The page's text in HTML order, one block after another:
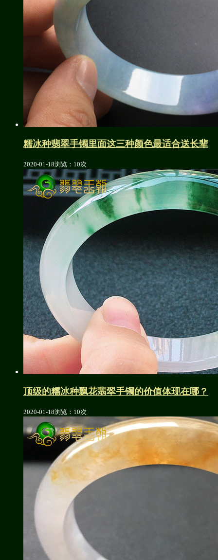
糯冰种翡翠手镯里面这三种颜色最适合送长辈
2020-01-18浏览：10次
顶级的糯冰种飘花翡翠手镯的价值体现在哪？
2020-01-18浏览：10次